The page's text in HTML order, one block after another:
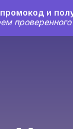
и
проверенного